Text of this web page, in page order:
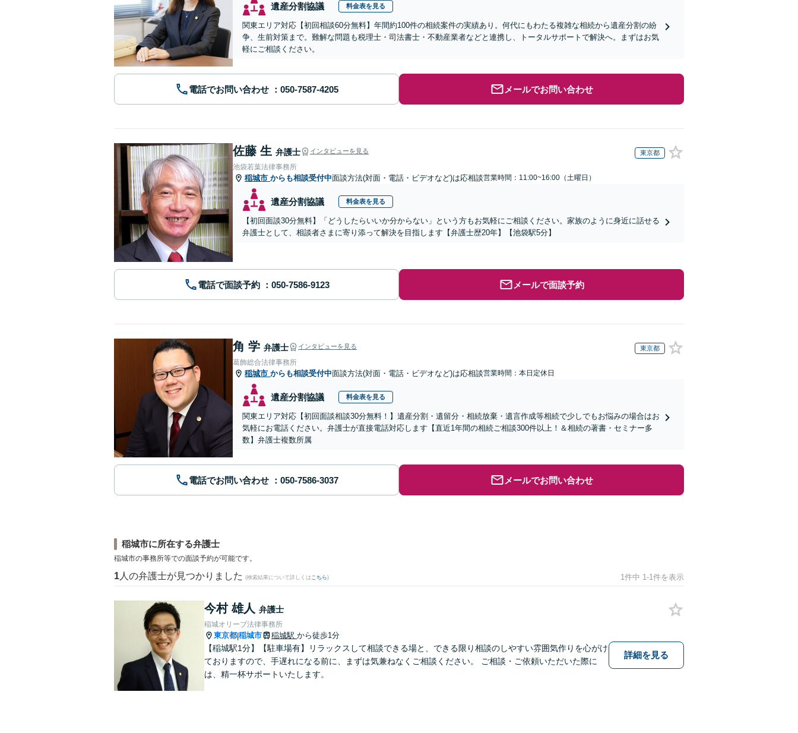
遺産分割協議 料金表を見る
関東エリア対応【初回相談60分無料】年間約100件の相続案件の実績あり。何代にもわたる複雑な相続から遺産分割の紛
争、生前対策まで。難解な問題も税理士・司法書士・不動産業者などと連携し、トータルサポートで解決へ。まずはお気
軽にご相談ください。
電話でお問い合わせ メールでお問い合わせ
佐藤 生 弁護士 インタビューを見る 東京都
池袋若葉法律事務所
稲城市 からも相談受付中面談方法(対面・電話・ビデオなど)は応相談営業時間：11:00~16:00（土曜日）
遺産分割協議 料金表を見る
【初回面談30分無料】「どうしたらいいか分からない」という方もお気軽にご相談ください。家族のように身近に話せる
弁護士として、相談者さまに寄り添って解決を目指します【弁護士歴20年】【池袋駅5分】
電話で面談予約 メールで面談予約
角 学 弁護士 インタビューを見る 東京都
葛飾総合法律事務所
稲城市 からも相談受付中面談方法(対面・電話・ビデオなど)は応相談営業時間：本日定休日
遺産分割協議 料金表を見る
関東エリア対応【初回面談相談30分無料！】遺産分割・遺留分・相続放棄・遺言作成等相続で少しでもお悩みの場合はお
気軽にお電話ください。弁護士が直接電話対応します【直近1年間の相続ご相談300件以上！＆相続の著書・セミナー多
数】弁護士複数所属
電話でお問い合わせ メールでお問い合わせ
稲城市に所在する弁護士
稲城市の事務所等での面談予約が可能です。
1 人の弁護士が見つかりました (検索結果について詳しくは こちら) 1件中 1-1件を表示
今村 雄人 弁護士
稲城オリーブ法律事務所
東京都|稲城市 稲城駅 から徒歩1分
【稲城駅1分】【駐車場有】リラックスして相談できる場と、できる限り相談のしやすい雰囲気作りを心がけ
ておりますので、手遅れになる前に、まずは気兼ねなくご相談ください。 ご相談・ご依頼いただいた際に
は、精一杯サポートいたします。
詳細を見る